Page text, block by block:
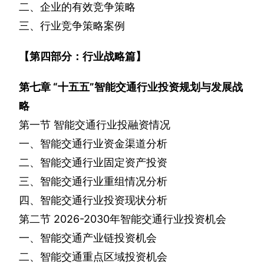
二、企业的有效竞争策略
三、行业竞争策略案例
【第四部分：行业战略篇】
第七章 “十五五”智能交通行业投资规划与发展战
略
第一节 智能交通行业投融资情况
一、智能交通行业资金渠道分析
二、智能交通行业固定资产投资
三、智能交通行业重组情况分析
四、智能交通行业投资现状分析
第二节 2026-2030年智能交通行业投资机会
一、智能交通产业链投资机会
二、智能交通重点区域投资机会